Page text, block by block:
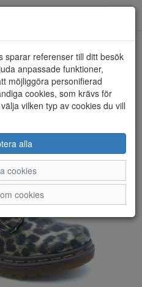
sparar referenser till ditt besök
anpassade funktioner,
möjliggöra personifierad
cookies, som krävs för
vilken typ av cookies du vill
alla
cookies
cookies